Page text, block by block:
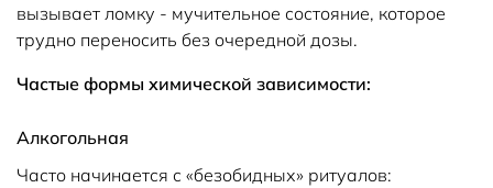
вызывает ломку - мучительное состояние, которое
трудно переносить без очередной дозы.
Частые формы химической зависимости:
Алкогольная
Часто начинается с «безобидных» ритуалов: